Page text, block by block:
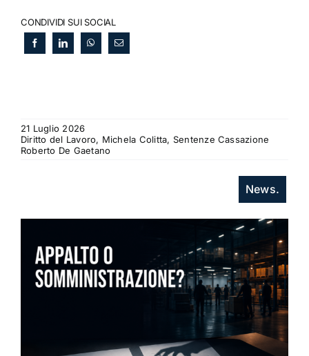
CONDIVIDI SUI SOCIAL
21 Luglio 2026
Diritto del Lavoro, Michela Colitta, Sentenze Cassazione
Roberto De Gaetano
News.